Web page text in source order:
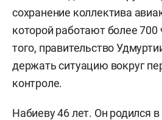
сохранение коллектива
которой работают более
того, правительство
держать ситуацию вокруг
контроле.
Набиеву 46 лет. Он родился